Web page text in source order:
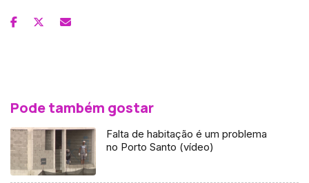
Pode também gostar
Falta de habitação é um problema
no Porto Santo (vídeo)